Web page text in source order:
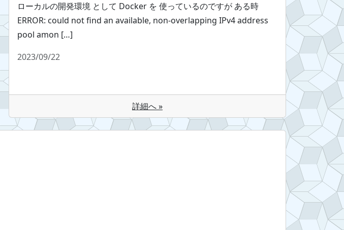
ローカルの開発環境 として Docker を 使っているのですが ある時
ERROR: could not find an available, non-overlapping IPv4 address
pool amon […]
2023/09/22
詳細へ »